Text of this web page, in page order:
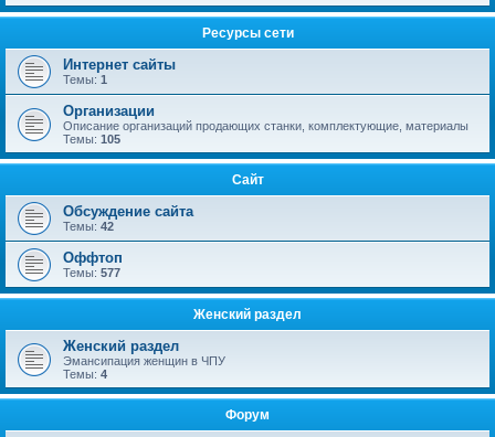
Ресурсы сети
Интернет сайты
Темы: 1
Организации
Описание организаций продающих станки, комплектующие, материалы
Темы: 105
Сайт
Обсуждение сайта
Темы: 42
Оффтоп
Темы: 577
Женский раздел
Женский раздел
Эмансипация женщин в ЧПУ
Темы: 4
Форум